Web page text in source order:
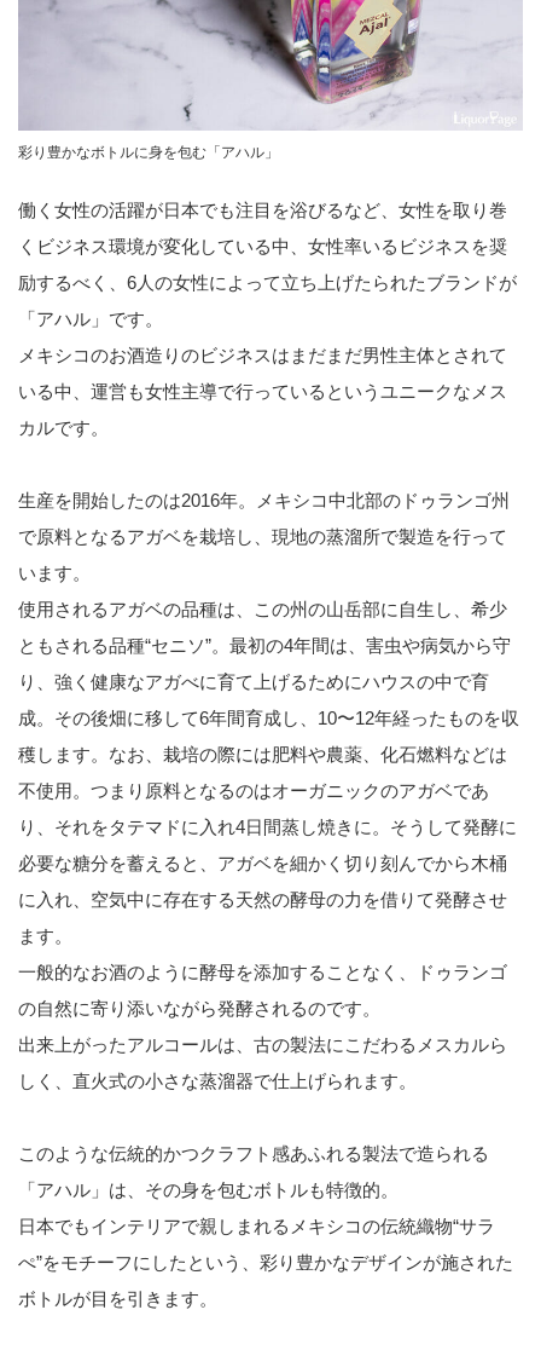
彩り豊かなボトルに身を包む「アハル」
働く女性の活躍が日本でも注目を浴びるなど、女性を取り巻
くビジネス環境が変化している中、女性率いるビジネスを奨
励するべく、6人の女性によって立ち上げたられたブランドが
「アハル」です。
メキシコのお酒造りのビジネスはまだまだ男性主体とされて
いる中、運営も女性主導で行っているというユニークなメス
カルです。
生産を開始したのは2016年。メキシコ中北部のドゥランゴ州
で原料となるアガベを栽培し、現地の蒸溜所で製造を行って
います。
使用されるアガベの品種は、この州の山岳部に自生し、希少
ともされる品種“セニソ”。最初の4年間は、害虫や病気から守
り、強く健康なアガべに育て上げるためにハウスの中で育
成。その後畑に移して6年間育成し、10〜12年経ったものを収
穫します。なお、栽培の際には肥料や農薬、化石燃料などは
不使用。つまり原料となるのはオーガニックのアガベであ
り、それをタテマドに入れ4日間蒸し焼きに。そうして発酵に
必要な糖分を蓄えると、アガベを細かく切り刻んでから木桶
に入れ、空気中に存在する天然の酵母の力を借りて発酵させ
ます。
一般的なお酒のように酵母を添加することなく、ドゥランゴ
の自然に寄り添いながら発酵されるのです。
出来上がったアルコールは、古の製法にこだわるメスカルら
しく、直火式の小さな蒸溜器で仕上げられます。
このような伝統的かつクラフト感あふれる製法で造られる
「アハル」は、その身を包むボトルも特徴的。
日本でもインテリアで親しまれるメキシコの伝統織物“サラ
ぺ”をモチーフにしたという、彩り豊かなデザインが施された
ボトルが目を引きます。